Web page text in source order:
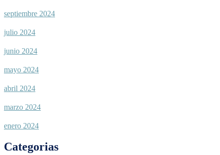
septiembre 2024
julio 2024
junio 2024
mayo 2024
abril 2024
marzo 2024
enero 2024
Categorias